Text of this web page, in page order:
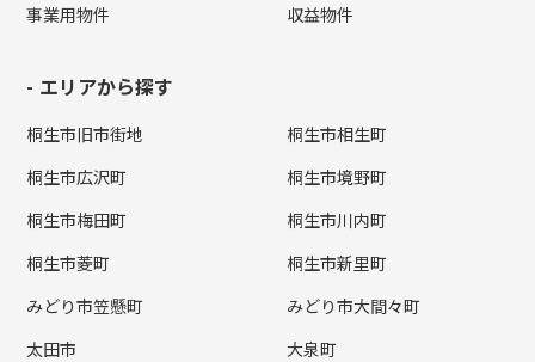
事業用物件
収益物件
エリアから探す
桐生市旧市街地
桐生市相生町
桐生市広沢町
桐生市境野町
桐生市梅田町
桐生市川内町
桐生市菱町
桐生市新里町
みどり市笠懸町
みどり市大間々町
太田市
大泉町